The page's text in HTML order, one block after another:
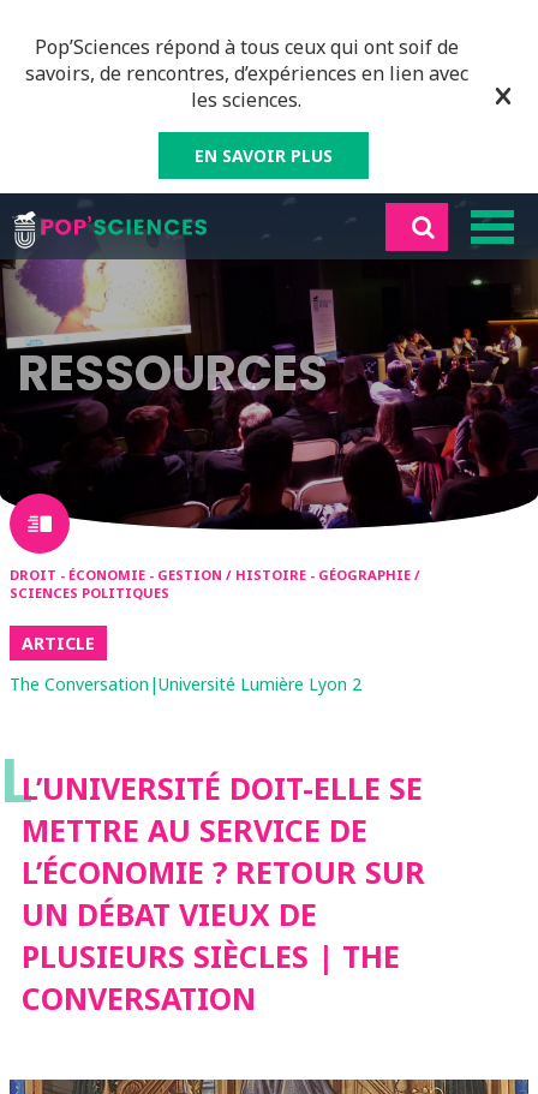
Pop’Sciences répond à tous ceux qui ont soif de
savoirs, de rencontres, d’expériences en lien avec
les sciences.
EN SAVOIR PLUS
RESSOURCES
DROIT - ÉCONOMIE - GESTION / HISTOIRE - GÉOGRAPHIE /
SCIENCES POLITIQUES
ARTICLE
The Conversation|Université Lumière Lyon 2
LL’UNIVERSITÉ DOIT-ELLE SE
METTRE AU SERVICE DE
L’ÉCONOMIE ? RETOUR SUR
UN DÉBAT VIEUX DE
PLUSIEURS SIÈCLES | THE
CONVERSATION